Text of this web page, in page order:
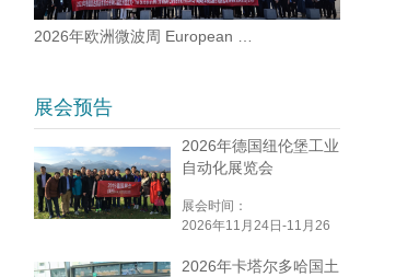
2026年欧洲微波周 European …
展会预告
2026年德国纽伦堡工业
自动化展览会
展会时间：
2026年11月24日-11月26
2026年卡塔尔多哈国土